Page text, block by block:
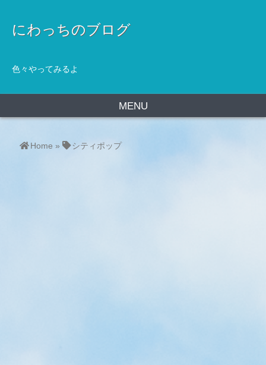
にわっちのブログ
色々やってみるよ
MENU
Home » シティポップ